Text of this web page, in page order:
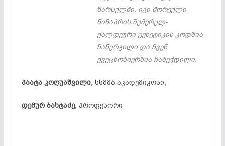
წარსულში, იგი შორეული
წინაპრის შუმერულ-
ქალდეური გენეტიკის კოდშია
ჩანერგილი და ჩვენ
ქვეცნობიერშია ჩაბეჭდილი.
პაატა კოღუაშვილი, სსმმა აკადემიკოსი;
დემურ ბახტაძე, პროფესორი